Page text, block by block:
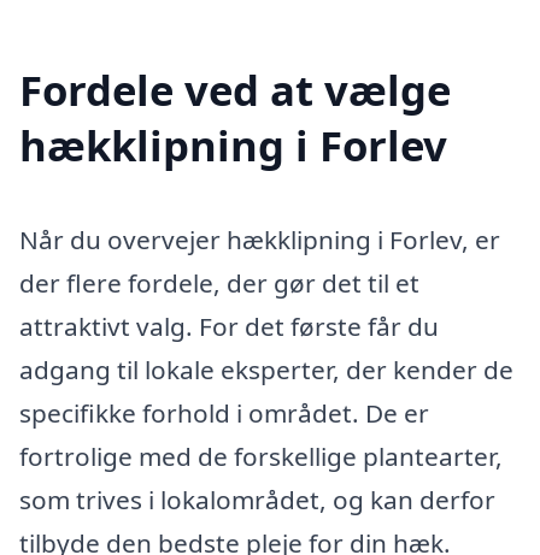
Fordele ved at vælge
hækklipning i Forlev
Når du overvejer hækklipning i Forlev, er
der flere fordele, der gør det til et
attraktivt valg. For det første får du
adgang til lokale eksperter, der kender de
specifikke forhold i området. De er
fortrolige med de forskellige plantearter,
som trives i lokalområdet, og kan derfor
tilbyde den bedste pleje for din hæk.